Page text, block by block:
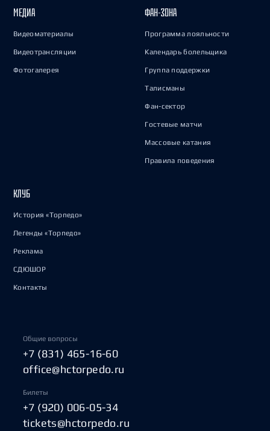
МЕДИА
Видеоматериалы
Видеотрансляции
Фотогалерея
ФАН-ЗОНА
Программа лояльности
Календарь болельщика
Группа поддержки
Талисманы
Фан-сектор
Гостевые матчи
Массовые катания
Правила поведения
КЛУБ
История «Торпедо»
Легенды «Торпедо»
Реклама
СДЮШОР
Контакты
Общие вопросы
+7 (831) 465-16-60
office@hctorpedo.ru
Билеты
+7 (920) 006-05-34
tickets@hctorpedo.ru